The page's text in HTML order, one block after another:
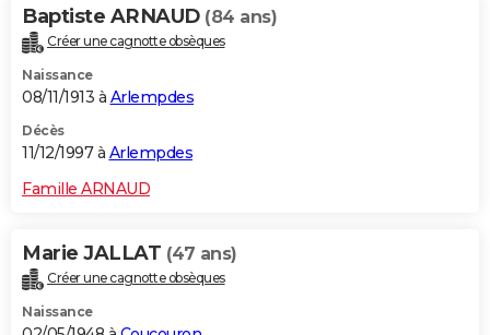
Baptiste ARNAUD (84 ans)
Créer une cagnotte obsèques
Naissance
08/11/1913 à Arlempdes
Décès
11/12/1997 à Arlempdes
Famille ARNAUD
Marie JALLAT (47 ans)
Créer une cagnotte obsèques
Naissance